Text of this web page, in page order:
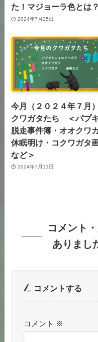
た！マジョーラ色とは？
2024年7月25日
今月（２０２４年７月
クワガタたち ＜パプ
脱走事件簿・オオクワ
休眠明け・コクワガタ
など＞
2024年7月11日
コメント
ありまし
コメントする
コメント ※